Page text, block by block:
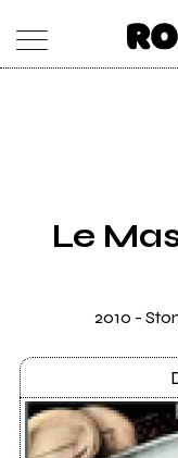
SHOP
Le
2010 -